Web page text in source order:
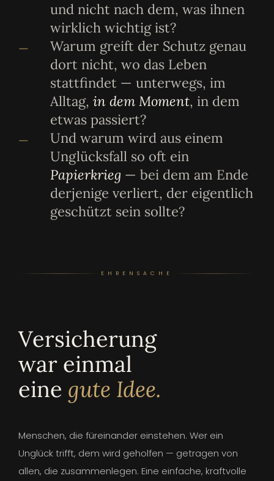
und nicht nach dem, was ihnen
wirklich wichtig ist?
—
Warum greift der Schutz genau
dort nicht, wo das Leben
stattfindet — unterwegs, im
Alltag, in dem Moment, in dem
etwas passiert?
—
Und warum wird aus einem
Unglücksfall so oft ein
Papierkrieg — bei dem am Ende
derjenige verliert, der eigentlich
geschützt sein sollte?
EHRENSACHE
Versicherung
war einmal
eine gute Idee.
Menschen, die füreinander einstehen. Wer ein
Unglück trifft, dem wird geholfen — getragen von
allen, die zusammenlegen. Eine einfache, kraftvolle